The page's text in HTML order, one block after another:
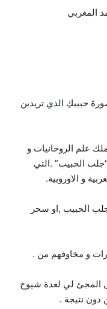
المغربي
حبيبكِ الذي تريدين
علم الروحانيات و
الحبيب” .التي
و الاوروبية.
الحبيب ,او سحر
و مخاوفهم من .
المجئ لي لعدة شيوخ
دون نتيجة .